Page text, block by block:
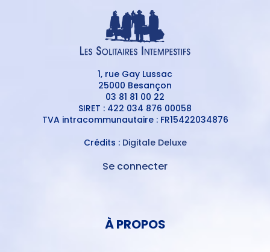
1, rue Gay Lussac
25000 Besançon
03 81 81 00 22
SIRET : 422 034 876 00058
TVA intracommunautaire : FR15422034876
Crédits : Digitale Deluxe
Se connecter
À PROPOS